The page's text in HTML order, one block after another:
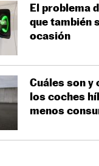
El problema
que también
ocasión
Cuáles son y
los coches
menos